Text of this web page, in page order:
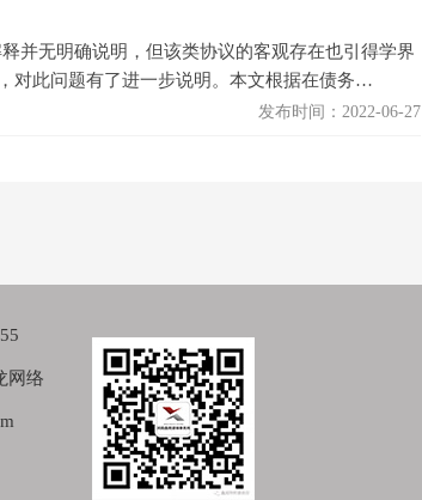
并无明确说明，但该类协议的客观存在也引得学界
对此问题有了进一步说明。本文根据在债务…
发布时间：2022-06-27
网络